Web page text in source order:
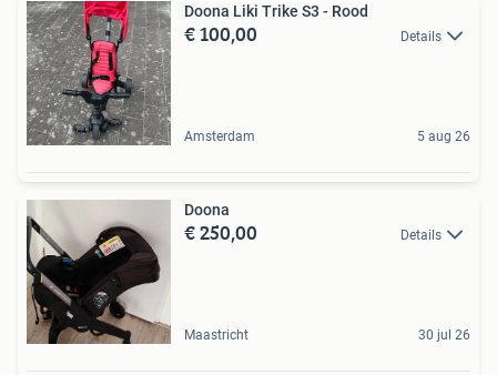
Doona Liki Trike S3 - Rood
€ 100,00 Details
Amsterdam 5 aug 26
Doona
€ 250,00 Details
Maastricht 30 jul 26